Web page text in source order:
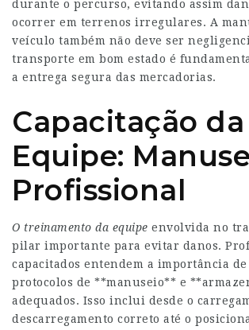
durante o percurso, evitando assim
ocorrer em terrenos irregulares. A
veículo também não deve ser
transporte em bom estado é
a entrega segura das mercadorias.
Capacitação da
Equipe:
Profissional
O treinamento da equipe envolvida no
pilar importante para evitar danos.
capacitados entendem a importância
protocolos de **manuseio** e
adequados. Isso inclui desde o
descarregamento correto até o